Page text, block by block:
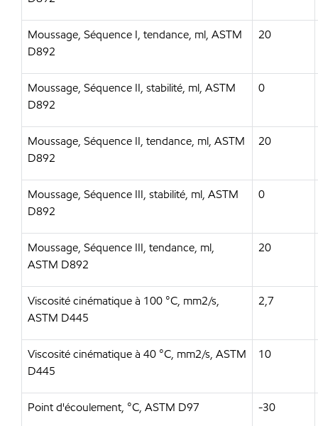
Moussage, Séquence I, tendance, ml, ASTM
D892
20
Moussage, Séquence II, stabilité, ml, ASTM
D892
0
Moussage, Séquence II, tendance, ml, ASTM
D892
20
Moussage, Séquence III, stabilité, ml, ASTM
D892
0
Moussage, Séquence III, tendance, ml,
ASTM D892
20
Viscosité cinématique à 100 °C, mm2/s,
ASTM D445
2,7
Viscosité cinématique à 40 °C, mm2/s, ASTM
D445
10
Point d'écoulement, °C, ASTM D97 -30